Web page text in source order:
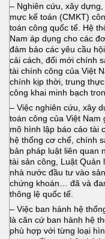
– Nghiên cứu, xây
mực kế toán (CMKT)
toán công quốc tế. Hệ
Nam áp dụng cho các
đảm bảo các yêu cầu
cải cách, đổi mới chính
tài chính công của Việt
chính kịp thời, trung
công khai minh bạch
– Việc nghiên cứu, xây
toán công của Việt Nam
mô hình lập báo cáo tài
hệ thống cơ chế, chính
bản pháp luật liên quan
tài sản công, Luật Quản
nhà nước đầu tư vào
chứng khoán… đã và
thông lệ quốc tế.
– Việc ban hành hệ
là căn cứ ban hành hệ
phù hợp với từng loại